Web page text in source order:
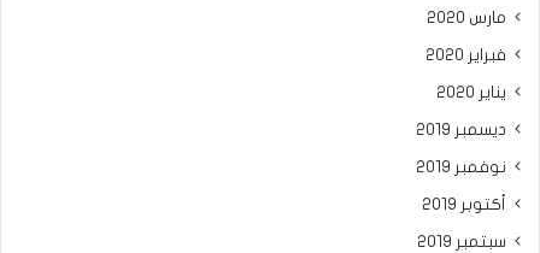
مارس 2020
فبراير 2020
يناير 2020
ديسمبر 2019
نوفمبر 2019
أكتوبر 2019
سبتمبر 2019